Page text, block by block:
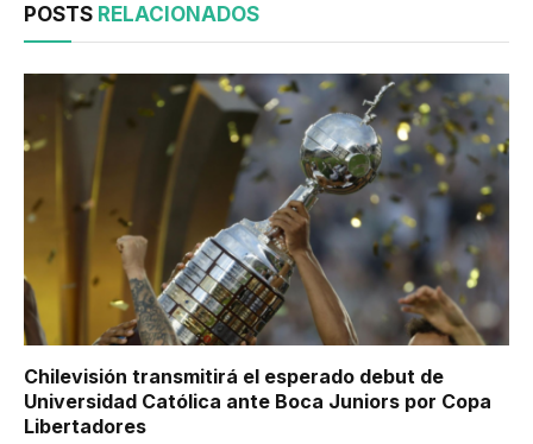
POSTS RELACIONADOS
Chilevisión transmitirá el esperado debut de
Universidad Católica ante Boca Juniors por Copa
Libertadores